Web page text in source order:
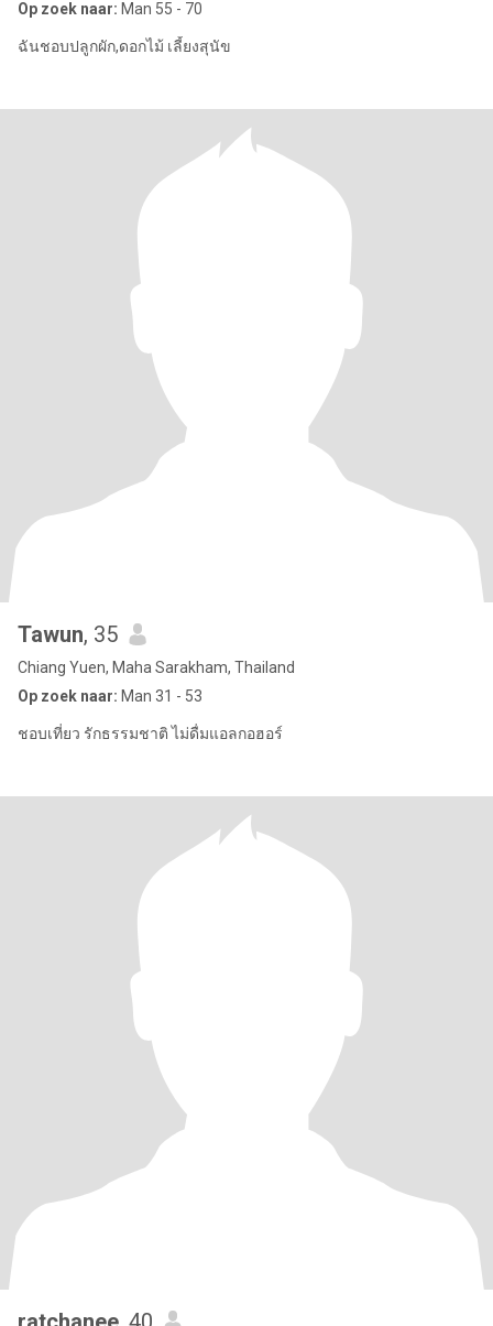
Op zoek naar: Man 55 - 70
ฉันชอบปลูกผัก,ดอกไม้ เลี้ยงสุนัข
Tawun, 35
Chiang Yuen, Maha Sarakham, Thailand
Op zoek naar: Man 31 - 53
ชอบเที่ยว รักธรรมชาติ ไม่ดื่มแอลกอฮอร์